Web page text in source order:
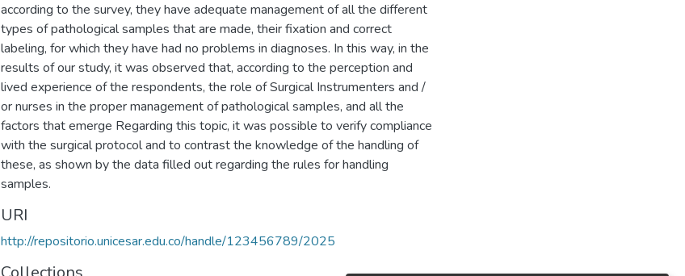
according to the survey, they have adequate management of all the different
types of pathological samples that are made, their fixation and correct
labeling, for which they have had no problems in diagnoses. In this way, in the
results of our study, it was observed that, according to the perception and
lived experience of the respondents, the role of Surgical Instrumenters and /
or nurses in the proper management of pathological samples, and all the
factors that emerge Regarding this topic, it was possible to verify compliance
with the surgical protocol and to contrast the knowledge of the handling of
these, as shown by the data filled out regarding the rules for handling
samples.
URI
http://repositorio.unicesar.edu.co/handle/123456789/2025